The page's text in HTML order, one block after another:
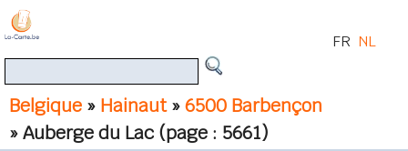
Belgique » Hainaut»6500 Barbençon
» Auberge du Lac (page : 5661)
FR NL